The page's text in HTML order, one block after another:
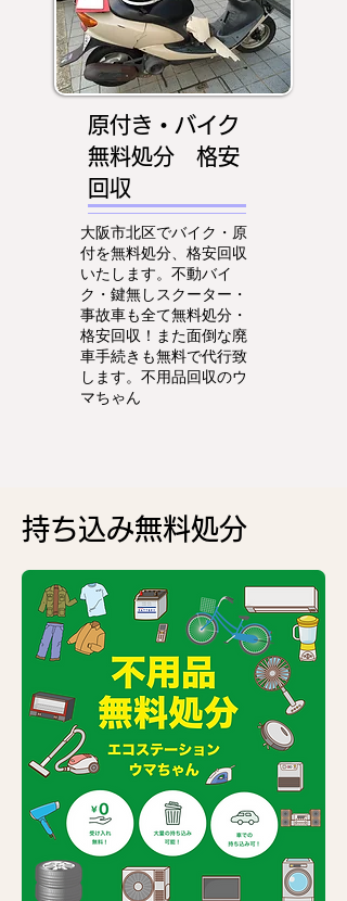
原付き・バイク
無料処分 格安
回収
大阪市北区でバイク・原
付を無料処分、格安回収
いたします。不動バイ
ク・鍵無しスクーター・
事故車も全て無料処分・
格安回収！また面倒な廃
車手続きも無料で代行致
します。不用品回収のウ
マちゃん
持ち込み無料処分